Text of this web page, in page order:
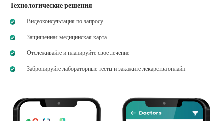
Технологические решения
Видеоконсультация по запросу
Защищенная медицинская карта
Отслеживайте и планируйте свое лечение
Забронируйте лабораторные тесты и закажите лекарства онлайн